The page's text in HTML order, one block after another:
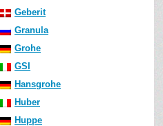
Geberit
Granula
Grohe
GSI
Hansgrohe
Huber
Huppe